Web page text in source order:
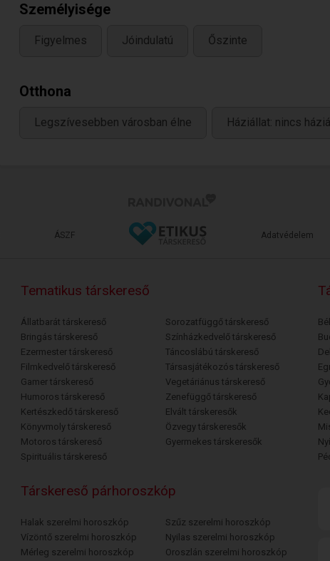
Személyisége
Figyelmes Jóindulatú Őszinte
Otthona
Legszívesebben városban élne Háziállat: nincs
ÁSZF Adatvédelem
Tematikus társkereső
Állatbarát társkereső
Bringás társkereső
Ezermester társkereső
Filmkedvelő társkereső
Gamer társkereső
Humoros társkereső
Kertészkedő társkereső
Könyvmoly társkereső
Motoros társkereső
Spirituális társkereső
Sorozatfüggő társkereső
Színházkedvelő társkereső
Táncoslábú társkereső
Társasjátékozós társkereső
Vegetáriánus társkereső
Zenefüggő társkereső
Elvált társkeresők
Özvegy társkeresők
Gyermekes társkeresők
Társkereső párhoroszkóp
Halak szerelmi horoszkóp
Vízöntő szerelmi horoszkóp
Mérleg szerelmi horoszkóp
Szűz szerelmi horoszkóp
Nyilas szerelmi horoszkóp
Oroszlán szerelmi horoszkóp